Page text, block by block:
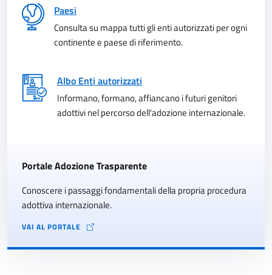
Paesi
Consulta su mappa tutti gli enti autorizzati per ogni
continente e paese di riferimento.
Albo Enti autorizzati
Informano, formano, affiancano i futuri genitori
adottivi nel percorso dell'adozione internazionale.
Portale Adozione Trasparente
Conoscere i passaggi fondamentali della propria procedura
adottiva internazionale.
VAI AL PORTALE